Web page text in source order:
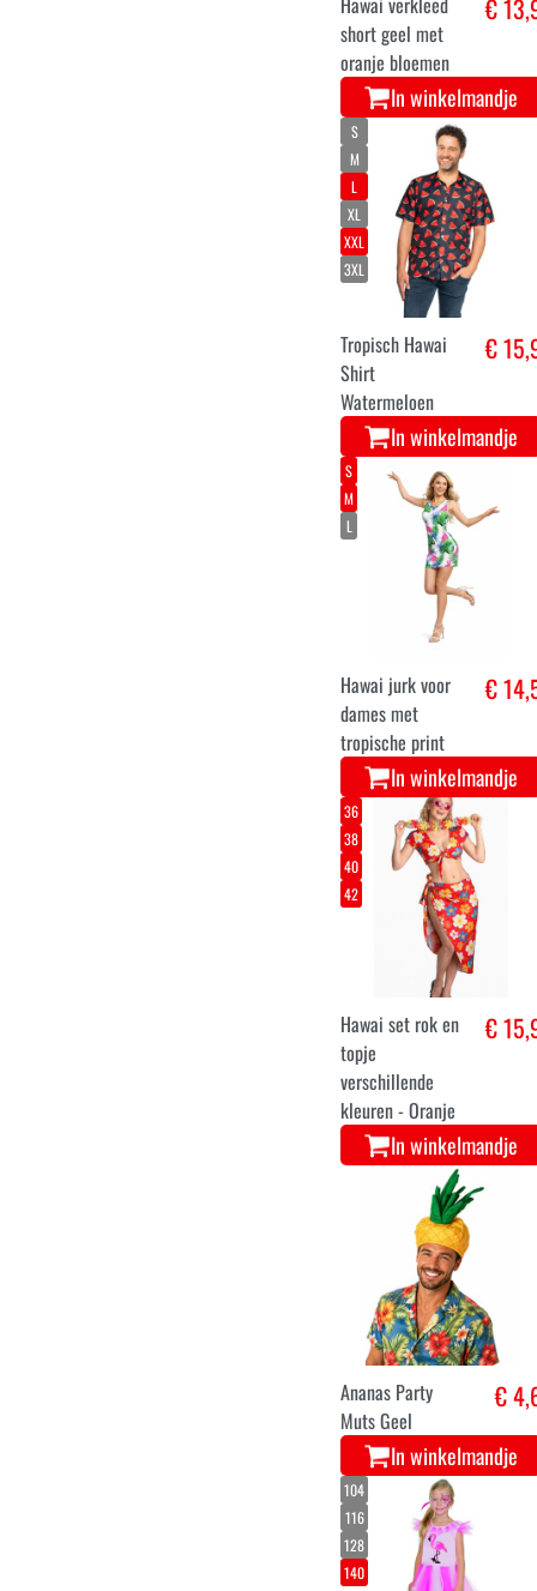
XL
XXL
3XL
Hawai verkleed
short geel met
oranje bloemen
€
In winkelmandje
M
L
XL
3XL
Tropisch Hawai
Watermeloen
In winkelmandje
M
L
Hawai jurk voor
dames met
tropische print
In winkelmandje
38
40
42
Hawai set rok en
verschillende
kleuren - Oranje
In winkelmandje